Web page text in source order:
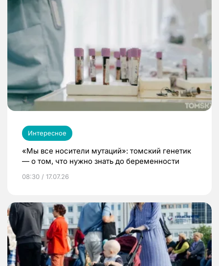
Интересное
«Мы все носители мутаций»: томский генетик
— о том, что нужно знать до беременности
08:30 / 17.07.26